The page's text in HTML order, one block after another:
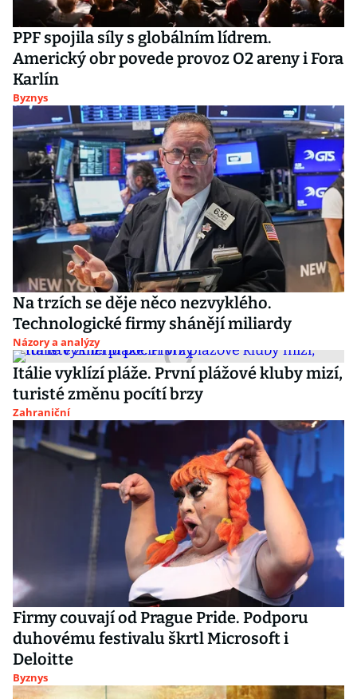
PPF spojila síly s globálním lídrem.
Americký obr povede provoz O2 areny i Fora
Karlín
Byznys
Na trzích se děje něco nezvyklého.
Technologické firmy shánějí miliardy
Názory a analýzy
Itálie vyklízí pláže. První plážové kluby mizí,
turisté změnu pocítí brzy
Zahraniční
Firmy couvají od Prague Pride. Podporu
duhovému festivalu škrtl Microsoft i
Deloitte
Byznys